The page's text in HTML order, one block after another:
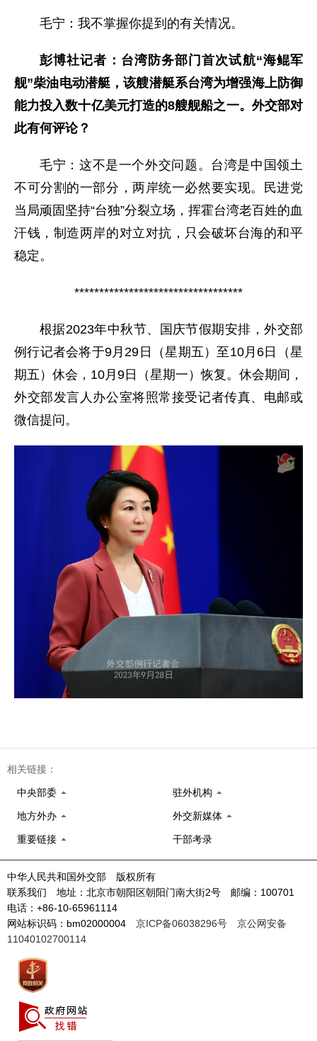
毛宁：我不掌握你提到的有关情况。
彭博社记者：台湾防务部门首次试航“海鲲军
舰”柴油电动潜艇，该艘潜艇系台湾为增强海上防御
能力投入数十亿美元打造的8艘舰船之一。外交部对
此有何评论？
毛宁：这不是一个外交问题。台湾是中国领土
不可分割的一部分，两岸统一必然要实现。民进党
当局顽固坚持“台独”分裂立场，挥霍台湾老百姓的血
汗钱，制造两岸的对立对抗，只会破坏台海的和平
稳定。
**********************************
根据2023年中秋节、国庆节假期安排，外交部
例行记者会将于9月29日（星期五）至10月6日（星
期五）休会，10月9日（星期一）恢复。休会期间，
外交部发言人办公室将照常接受记者传真、电邮或
微信提问。
相关链接：
中央部委 驻外机构
地方外办 外交新媒体
重要链接 干部考录
中华人民共和国外交部 版权所有
联系我们 地址：北京市朝阳区朝阳门南大街2号 邮编：100701
电话：+86-10-65961114
网站标识码：bm02000004 京ICP备06038296号
京公网安备
11040102700114